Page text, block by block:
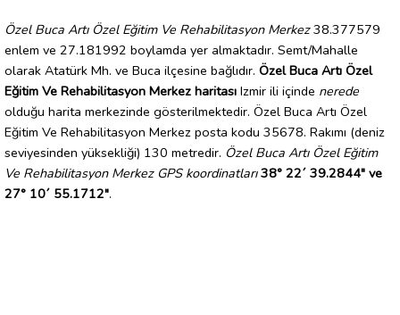
Özel Buca Artı Özel Eğitim Ve Rehabilitasyon Merkez38.377579
enlem ve 27.181992 boylamda yer almaktadır. Semt/Mahalle
olarak Atatürk Mh. ve Buca ilçesine bağlıdır. Özel Buca Artı Özel
Eğitim Ve Rehabilitasyon Merkez haritası Izmir ili içinde nerede
olduğu harita merkezinde gösterilmektedir. Özel Buca Artı Özel
Eğitim Ve Rehabilitasyon Merkez posta kodu 35678. Rakımı (deniz
seviyesinden yüksekliği) 130 metredir. Özel Buca Artı Özel Eğitim
Ve Rehabilitasyon Merkez GPS koordinatları 38° 22´ 39.2844" ve
27° 10´ 55.1712".